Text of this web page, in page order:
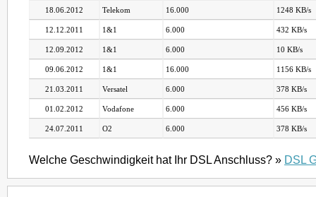
18.06.2012 Telekom 16.000 1248 KB/s
12.12.2011 1&1 6.000 432 KB/s
12.09.2012 1&1 6.000 10 KB/s
09.06.2012 1&1 16.000 1156 KB/s
21.03.2011 Versatel 6.000 378 KB/s
01.02.2012 Vodafone 6.000 456 KB/s
24.07.2011 O2 6.000 378 KB/s
Welche Geschwindigkeit hat Ihr DSL Anschluss? » DSL